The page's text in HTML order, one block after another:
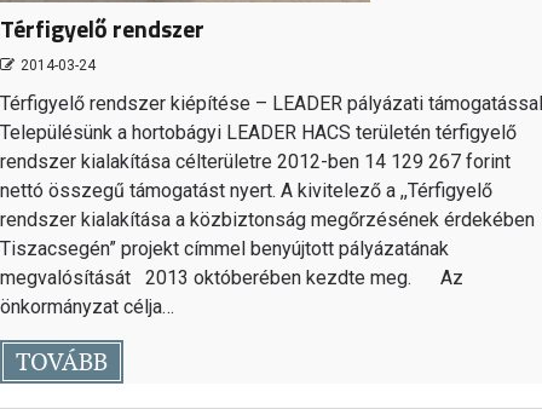
Térfigyelő rendszer
2014-03-24
Térfigyelő rendszer kiépítése – LEADER pályázati
Településünk a hortobágyi LEADER HACS területén térfigyelő
rendszer kialakítása célterületre 2012-ben 14 129 267 forint
nettó összegű támogatást nyert. A kivitelező a ,,Térfigyelő
rendszer kialakítása a közbiztonság megőrzésének érdekében
Tiszacsegén” projekt címmel benyújtott pályázatának
megvalósítását 2013 októberében kezdte meg. Az
önkormányzat célja…
TOVÁBB